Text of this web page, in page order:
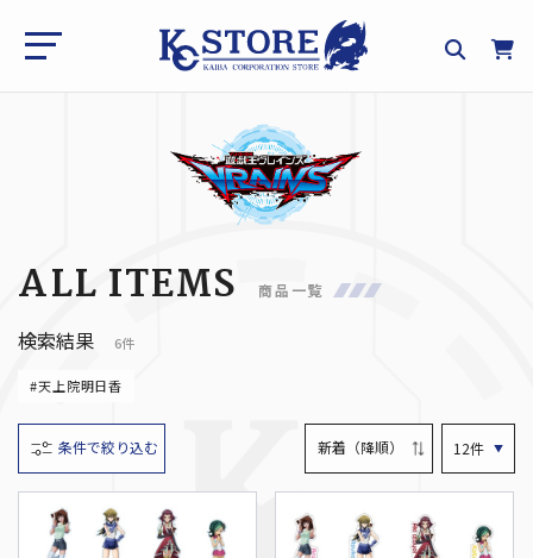
ALL ITEMS 商品一覧
検索結果 6件
#天上院明日香
条件で絞り込む